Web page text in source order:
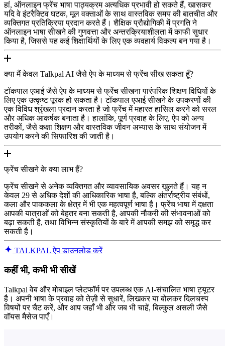
हां, ऑनलाइन फ्रेंच भाषा पाठ्यक्रम अत्यधिक प्रभावी हो सकते हैं, खासकर
यदि वे इंटरैक्टिव घटक, मूल वक्ताओं के साथ वास्तविक समय की बातचीत और
व्यक्तिगत प्रतिक्रिया प्रदान करते हैं। शैक्षिक प्रौद्योगिकी में प्रगति ने
ऑनलाइन भाषा सीखने की गुणवत्ता और अन्तरक्रियाशीलता में काफी सुधार
किया है, जिससे यह कई शिक्षार्थियों के लिए एक व्यवहार्य विकल्प बन गया है।
क्या मैं केवल Talkpal AI जैसे ऐप के माध्यम से फ्रेंच सीख सकता हूँ?
टॉकपाल एआई जैसे ऐप के माध्यम से फ्रेंच सीखना पारंपरिक शिक्षण विधियों के
लिए एक उत्कृष्ट पूरक हो सकता है। टॉकपाल एआई सीखने के उपकरणों की
एक विविध श्रृंखला प्रदान करता है जो फ्रेंच में महारत हासिल करने को सरल
और अधिक आकर्षक बनाता है। हालांकि, पूर्ण प्रवाह के लिए, ऐप को अन्य
तरीकों, जैसे कक्षा शिक्षण और वास्तविक जीवन अभ्यास के साथ संयोजन में
उपयोग करने की सिफारिश की जाती है।
फ्रेंच सीखने के क्या लाभ हैं?
फ्रेंच सीखने से अनेक व्यक्तिगत और व्यावसायिक अवसर खुलते हैं। यह न
केवल 29 से अधिक देशों की आधिकारिक भाषा है, बल्कि अंतर्राष्ट्रीय संबंधों,
कला और पाककला के क्षेत्र में भी एक महत्वपूर्ण भाषा है। फ्रेंच भाषा में दक्षता
आपकी यात्राओं को बेहतर बना सकती है, आपकी नौकरी की संभावनाओं को
बढ़ा सकती है, तथा विभिन्न संस्कृतियों के बारे में आपकी समझ को समृद्ध कर
सकती है।
TALKPAL ऐप डाउनलोड करें
कहीं भी, कभी भी सीखें
Talkpal वेब और मोबाइल प्लेटफॉर्म पर उपलब्ध एक AI-संचालित भाषा ट्यूटर
है। अपनी भाषा के प्रवाह को तेज़ी से सुधारें, लिखकर या बोलकर दिलचस्प
विषयों पर चैट करें, और आप जहाँ भी और जब भी चाहें, बिल्कुल असली जैसे
वॉयस मैसेज पाएँ।